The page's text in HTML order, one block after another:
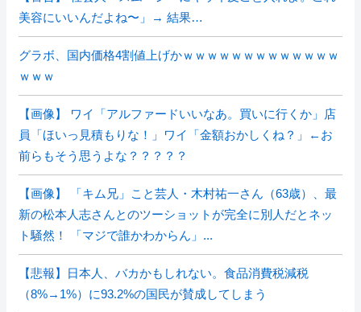
美容にいいんだよね〜」→ 結果…
グラボ、国内価格4割値上げかｗｗｗｗｗｗｗｗｗｗｗｗｗ
ｗｗｗ
【画像】 ワイ「アルファードいいなあ。買いに行くか」店
員「ほいっ見積もりな！」ワイ「金額おかしくね？」←お
前らもそう思うよな？？？？？
【画像】 「キム兄」こと芸人・木村祐一さん（63歳）、最
新の松本人志さんとのツーショットが完全に別人だとネッ
ト騒然！ 「マジで誰かわからん」...
【悲報】日本人、バカかもしれない。食品消費税減税
（8%→1%）に93.2%の国民が賛成してしまう